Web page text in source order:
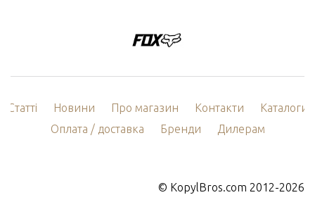
Статті Новини Про магазин Контакти
Каталоги
Оплата / доставка
Бренди Дилерам
© KopylBros.com 2012-2026